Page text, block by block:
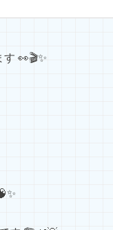
👀🎬✨